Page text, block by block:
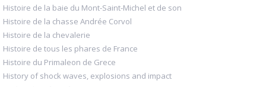
Histoire de la baie du Mont-Saint-Michel et de son
Histoire de la chasse Andrée Corvol
Histoire de la chevalerie
Histoire de tous les phares de France
Histoire du Primaleon de Grece
History of shock waves, explosions and impact